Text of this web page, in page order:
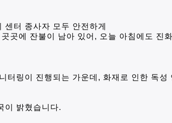
터 종사자 모두 안전하게
곳에 잔불이 남아 있어 , 오늘 아침에도 진
터링이 진행되는 가운데 , 화재로 인한 독성
이 밝혔습니다.